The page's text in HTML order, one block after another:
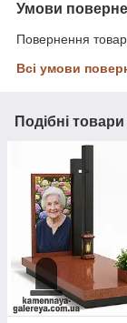
Умови
Повернення
Всі умови
Подібні товари